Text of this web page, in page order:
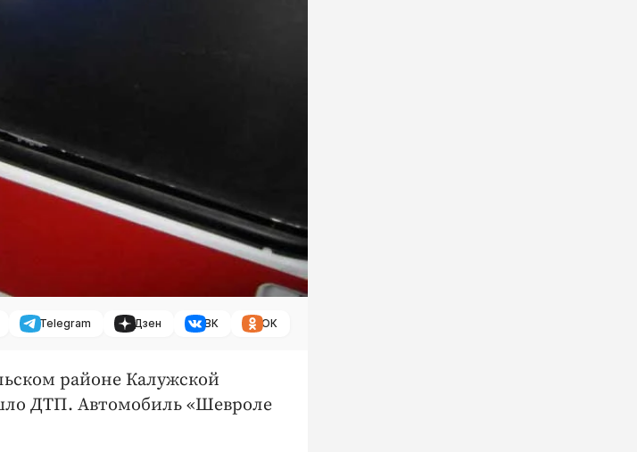
Telegram Дзен ВК ОК
районе Калужской
ДТП. Автомобиль «Шевроле